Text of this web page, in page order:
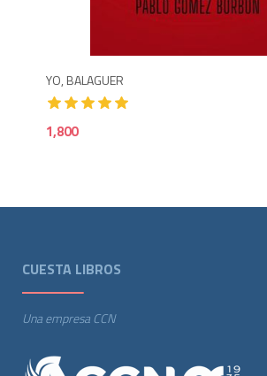
YO, BALAGUER
1,800
CUESTA LIBROS
Una empresa CCN